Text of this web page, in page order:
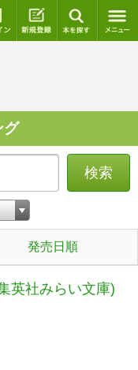
ログイン 新規登録
グ
検索
発売日順
社みらい文庫)